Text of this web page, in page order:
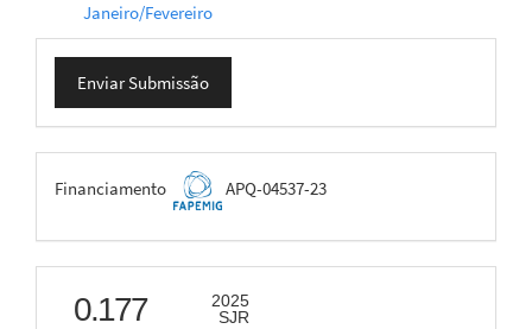
Janeiro/Fevereiro
Enviar
Submissão
Enviar Submissão
FAPEMIG
Financiamento APQ-04537-23
scimago
0.177
2025
SJR